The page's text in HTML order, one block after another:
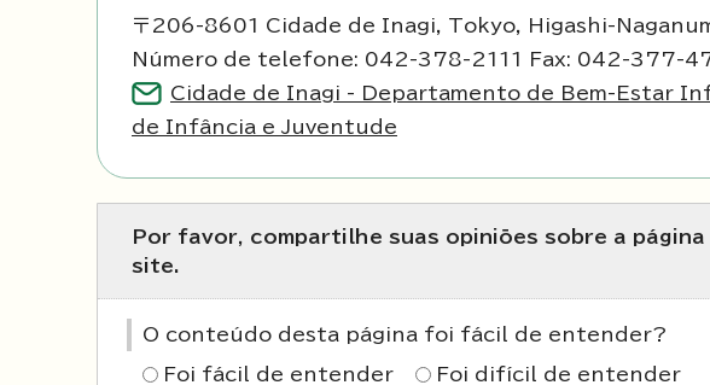
〒206-8601 Cidade de Inagi, Tokyo, Higashi-
Número de telefone: 042-378-2111 Fax: 042-377-
Cidade de Inagi - Departamento de Bem-Estar
de Infância e Juventude
Por favor, compartilhe suas opiniões sobre a
site.
O conteúdo desta página foi fácil de entender?
Foi fácil de entender Foi difícil de entender